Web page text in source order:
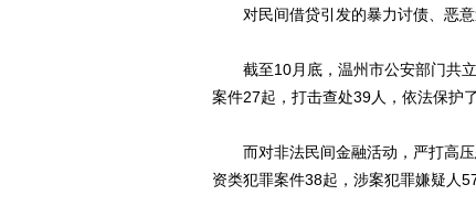
对民间借贷引发的暴力讨债、恶意
截至10月底，温州市公安部门共立
案件27起，打击查处39人，依法保护
而对非法民间金融活动，严打高压
资类犯罪案件38起，涉案犯罪嫌疑人